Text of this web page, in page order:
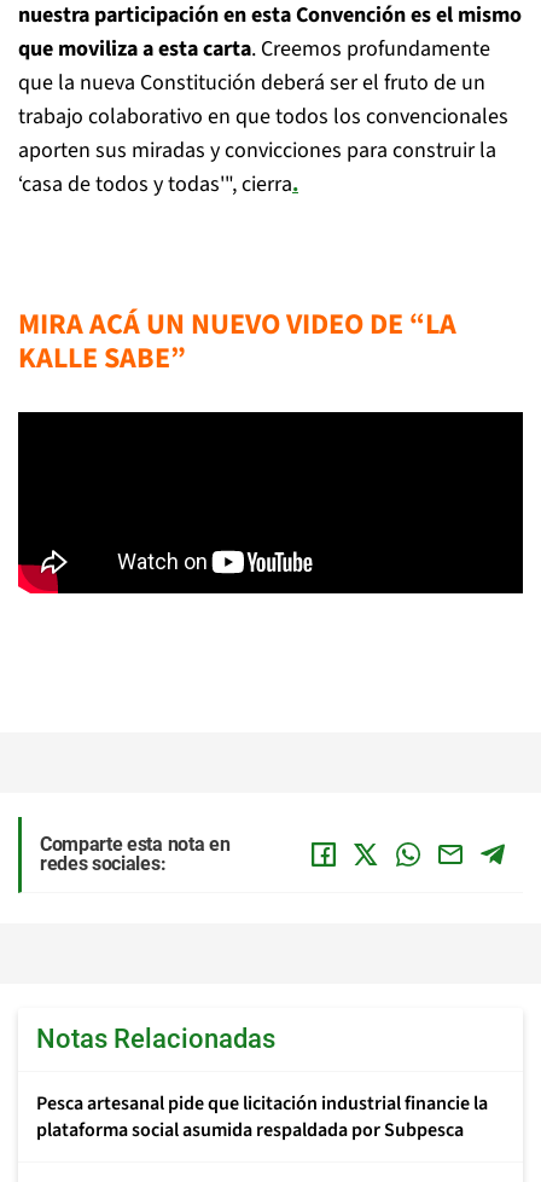
nuestra participación en esta Convención es el mismo
que moviliza a esta carta. Creemos profundamente
que la nueva Constitución deberá ser el fruto de un
trabajo colaborativo en que todos los convencionales
aporten sus miradas y convicciones para construir la
‘casa de todos y todas'", cierra.
MIRA ACÁ UN NUEVO VIDEO DE “LA
KALLE SABE”
Comparte esta nota en
redes sociales:
Notas Relacionadas
Pesca artesanal pide que licitación industrial financie la
plataforma social asumida respaldada por Subpesca